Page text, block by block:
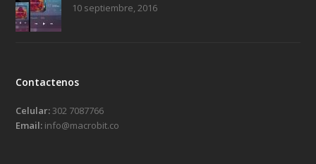
10 septiembre, 2016
Contactenos
Celular:302 7087766
Email: info@macrobit.co